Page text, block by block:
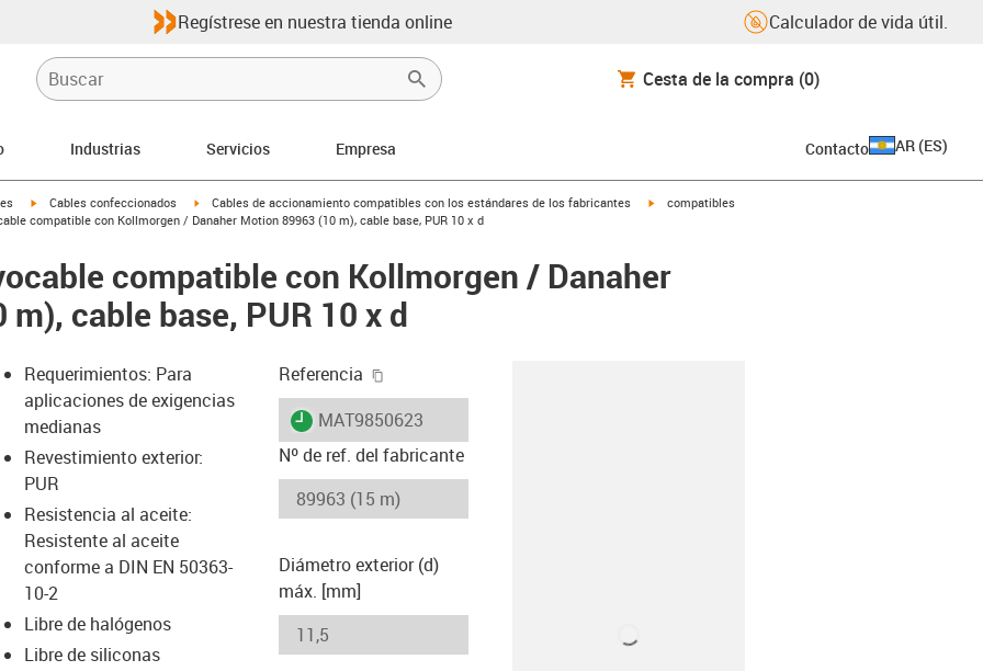
Regístrese en nuestra tienda online Calculador de vida útil.
Cesta de la compra (0)
Industrias Servicios Empresa Contacto AR (ES)
igus-icon-arrow-right
Cables confeccionados igus-icon-arrow-right
Cables de accionamiento compatibles con los estándares de los fabricantes igus-icon-arrow-right
compatibles
compatible con Kollmorgen / Danaher Motion 89963 (10 m), cable base, PUR 10 x d
compatible con Kollmorgen / Danaher
cable base, PUR 10 x d
icon-lupe
icon-lupe
Requerimientos: Para
aplicaciones de exigencias
medianas
Revestimiento exterior:
PUR
Resistencia al aceite:
Resistente al aceite
conforme a DIN EN 50363-
10-2
Libre de halógenos
Libre de siliconas
Referencia
igus-icon-lieferzeit
MAT9850623
Nº de ref. del fabricante
Diámetro exterior (d)
máx. [mm]